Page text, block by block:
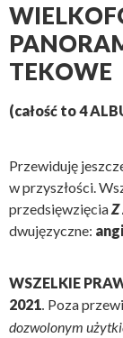
TEKOWE
(całość to 4
Przewiduję
w przyszłości.
przedsięwzięciaZ
dwujęzyczne:
WSZELKIE
2021. Poza
dozwolonym